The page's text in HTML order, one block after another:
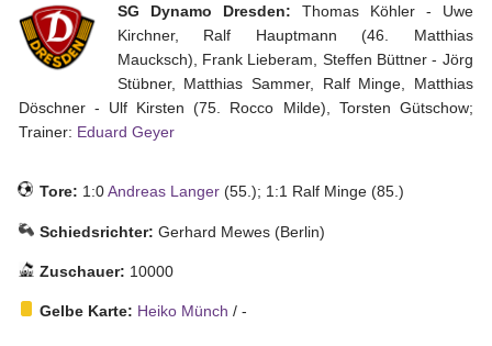
Bilderarchiv
Aue-
Fans
On
Fanturniere
Fanfreundschaften
Downloads
Vereinsdaten
SG Dynamo Dresden: Thomas Köhler - Uwe
Kirchner, Ralf Hauptmann (46. Matthias
Maucksch), Frank Lieberam, Steffen Büttner - Jörg
Stübner, Matthias Sammer, Ralf Minge, Matthias
Döschner - Ulf Kirsten (75. Rocco Milde), Torsten Gütschow;
Trainer: Eduard Geyer
Tore: 1:0Andreas Langer(55.); 1:1 Ralf Minge (85.)
Schiedsrichter: Gerhard Mewes (Berlin)
Zuschauer: 10000
Gelbe Karte: Heiko Münch / -